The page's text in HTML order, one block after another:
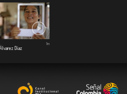
Díaz
1m